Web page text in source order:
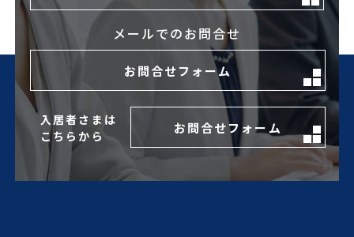
メールでのお問合せ
お問合せフォーム
入居者さまは
こちらから
お問合せフォーム